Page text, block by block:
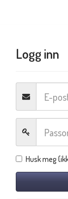
Logg inn
Husk meg